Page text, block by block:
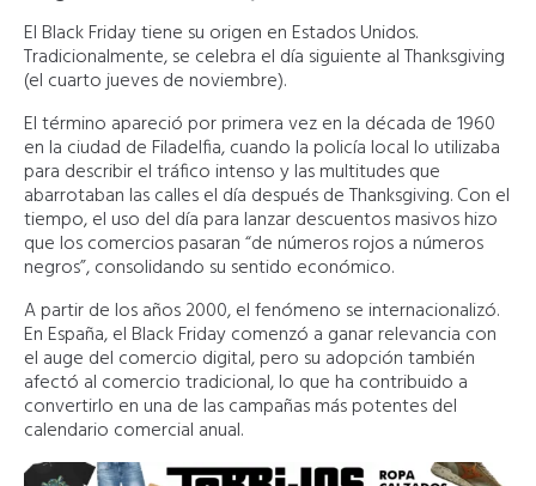
El Black Friday tiene su origen en Estados Unidos.
Tradicionalmente, se celebra el día siguiente al Thanksgiving
(el cuarto jueves de noviembre).
El término apareció por primera vez en la década de 1960
en la ciudad de Filadelfia, cuando la policía local lo utilizaba
para describir el tráfico intenso y las multitudes que
abarrotaban las calles el día después de Thanksgiving. Con el
tiempo, el uso del día para lanzar descuentos masivos hizo
que los comercios pasaran “de números rojos a números
negros”, consolidando su sentido económico.
A partir de los años 2000, el fenómeno se internacionalizó.
En España, el Black Friday comenzó a ganar relevancia con
el auge del comercio digital, pero su adopción también
afectó al comercio tradicional, lo que ha contribuido a
convertirlo en una de las campañas más potentes del
calendario comercial anual.